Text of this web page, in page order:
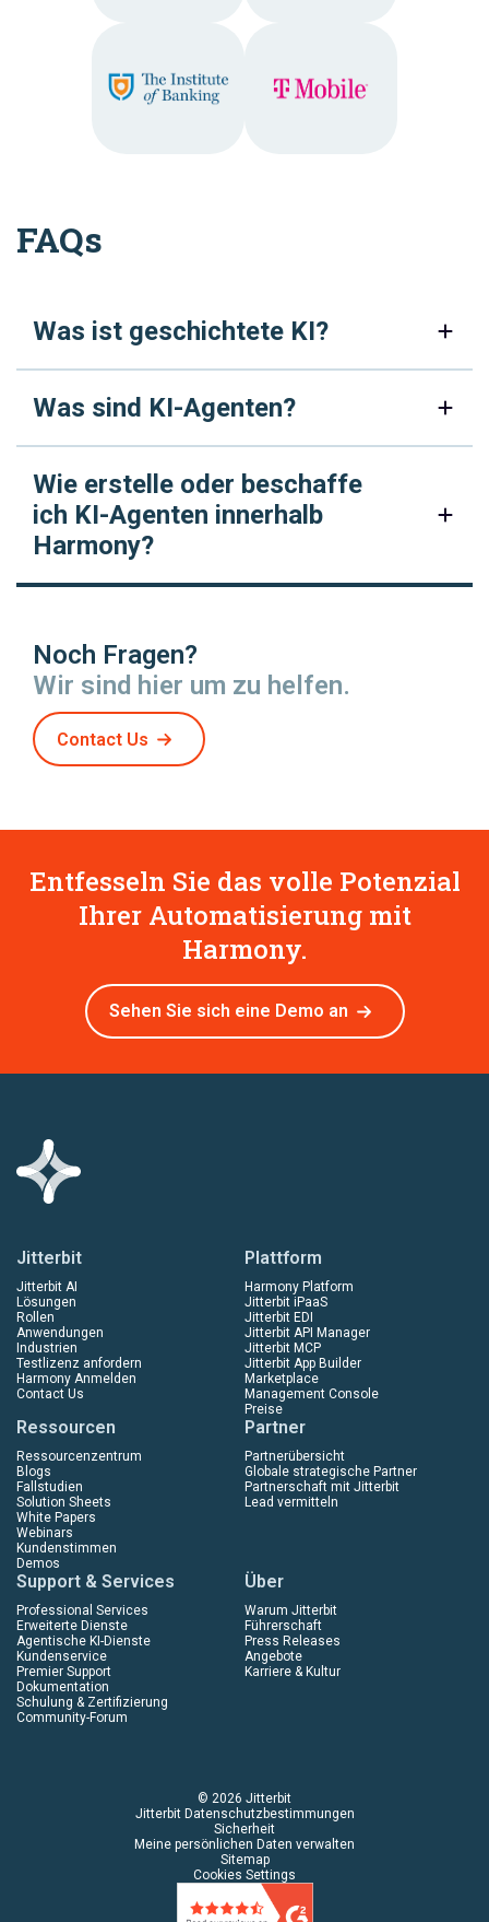
FAQs
Was ist geschichtete KI?
Was sind KI-Agenten?
Wie erstelle oder beschaffe
ich KI-Agenten innerhalb
Harmony?
Noch Fragen?
Wir sind hier um zu helfen.
Contact Us
Entfesseln Sie das volle Potenzial
Ihrer Automatisierung mit
Harmony.
Sehen Sie sich eine Demo an
Jitterbit
Jitterbit AI
Lösungen
Rollen
Anwendungen
Industrien
Testlizenz anfordern
Harmony Anmelden
Contact Us
Plattform
Harmony Platform
Jitterbit iPaaS
Jitterbit EDI
Jitterbit API Manager
Jitterbit MCP
Jitterbit App Builder
Marketplace
Management Console
Preise
Ressourcen
Ressourcenzentrum
Blogs
Fallstudien
Solution Sheets
White Papers
Webinars
Kundenstimmen
Demos
Partner
Partnerübersicht
Globale strategische Partner
Partnerschaft mit Jitterbit
Lead vermitteln
Support & Services
Professional Services
Erweiterte Dienste
Agentische KI-Dienste
Kundenservice
Premier Support
Dokumentation
Schulung & Zertifizierung
Community-Forum
Über
Warum Jitterbit
Führerschaft
Press Releases
Angebote
Karriere & Kultur
© 2026 Jitterbit
Jitterbit Datenschutzbestimmungen
Sicherheit
Meine persönlichen Daten verwalten
Sitemap
Cookies Settings